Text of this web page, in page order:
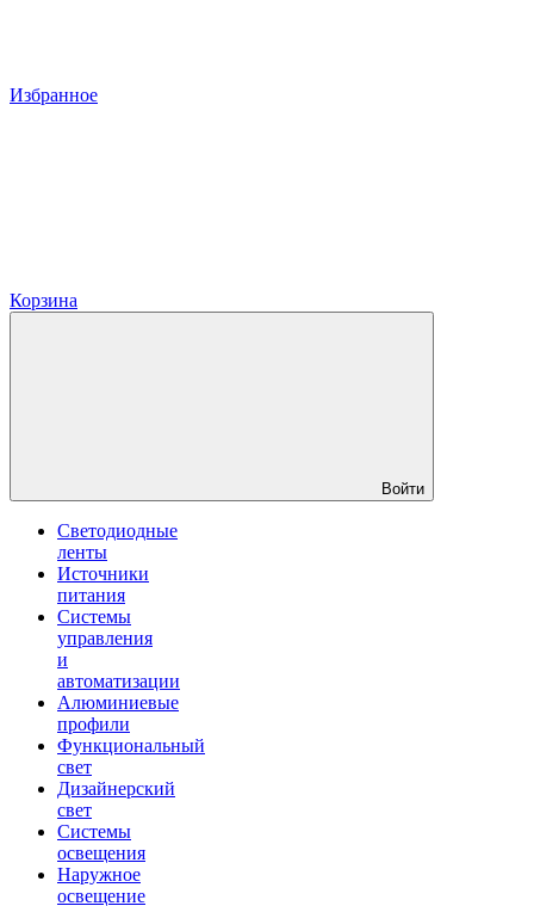
Избранное
Корзина
Войти
Светодиодные
ленты
Источники
питания
Системы
управления
и
автоматизации
Алюминиевые
профили
Функциональный
свет
Дизайнерский
свет
Системы
освещения
Наружное
освещение